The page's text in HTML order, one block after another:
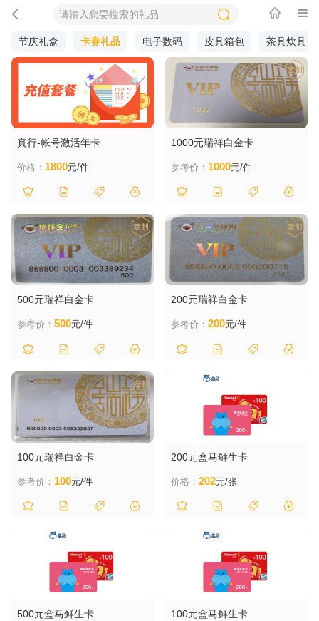
节庆礼盒 卡券礼品 电子数码 皮具箱包 茶具炊具
真行-帐号激活年卡
价格： 1800元/件
1000元瑞祥白金卡
参考价： 1000元/件
500元瑞祥白金卡
参考价： 500元/件
200元瑞祥白金卡
参考价：200元/件
100元瑞祥白金卡
参考价： 100元/件
200元盒马鲜生卡
价格：202元/张
500元盒马鲜生卡 100元盒马鲜生卡